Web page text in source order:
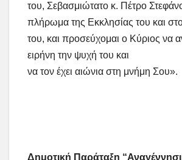
του, Σεβασμιώτατο κ. Πέτρο
πλήρωμα της Εκκλησίας του και
του, και προσεύχομαι ο Κύριος να
ειρήνη την ψυχή του και
να τον έχει αιώνια στη μνήμη Σου».
Δημοτική Παράταξη